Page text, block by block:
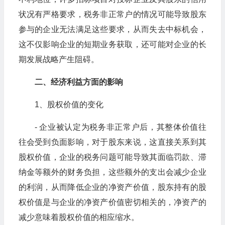
状况有严格要求，税务非正常户的情况可能导致股东
参与的企业无法满足这些要求，从而失去中标机会，
这不仅影响企业的短期业务获取，还可能对企业的长
期发展战略产生阻碍。
二、经济利益方面的影响
1、股权价值的变化
- 企业被认定为税务非正常户后，其整体价值往
往会受到负面影响，对于股东来说，这直接关系到其
股权价值，企业的税务问题可能导致其面临罚款、滞
纳金等额外的财务负担，这些额外的支出会减少企业
的利润，从而降低企业的净资产价值，股东持有的股
权价值是与企业的净资产价值密切相关的，净资产的
减少意味着股权价值的相应缩水。